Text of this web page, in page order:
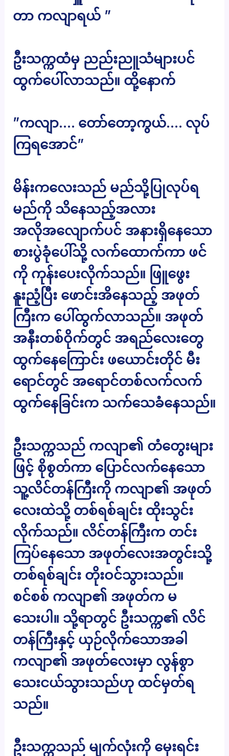
တာ ကလျာရယ် ”
ဦးသက္ကထံမှ ညည်းညူသံများပင်
ထွက်ပေါ်လာသည်။ ထို့နောက်
”ကလျာ…. တော်တော့ကွယ်…. လုပ်
ကြရအောင်”
မိန်းကလေးသည် မည်သို့ပြုလုပ်ရ
မည်ကို သိနေသည့်အလား
အလိုအလျောက်ပင် အနားရှိနေသော
စားပွဲခုံပေါ်သို့ လက်ထောက်ကာ ဖင်
ကို ကုန်းပေးလိုက်သည်။ ဖြူဖွေး
နူးညံ့ပြီး ဖောင်းအိနေသည့် အဖုတ်
ကြီးက ပေါ်ထွက်လာသည်။ အဖုတ်
အနီးတစ်ဝိုက်တွင် အရည်လေးတွေ
ထွက်နေကြောင်း ဖယောင်းတိုင် မီး
ရောင်တွင် အရောင်တစ်လက်လက်
ထွက်နေခြင်းက သက်သေခံနေသည်။
ဦးသက္ကသည် ကလျာ၏ တံတွေးများ
ဖြင့် စိုစွတ်ကာ ပြောင်လက်နေသော
သူ့လိင်တန်ကြီးကို ကလျာ၏ အဖုတ်
လေးထဲသို့ တစ်ရစ်ချင်း ထိုးသွင်း
လိုက်သည်။ လိင်တန်ကြီးက တင်း
ကြပ်နေသော အဖုတ်လေးအတွင်းသို့
တစ်ရစ်ချင်း တိုးဝင်သွားသည်။
စင်စစ် ကလျာ၏ အဖုတ်က မ
သေးပါ။ သို့ရာတွင် ဦးသက္က၏ လိင်
တန်ကြီးနှင့် ယှဉ်လိုက်သောအခါ
ကလျာ၏ အဖုတ်လေးမှာ လွန်စွာ
သေးငယ်သွားသည်ဟု ထင်မှတ်ရ
သည်။
ဦးသက္ကသည် မျက်လုံးကို မှေးရင်း